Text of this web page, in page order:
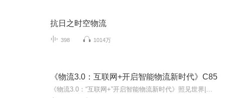
抗日之时空物流
398 1014万
《物流3.0：互联网+开启智能物流新时代》C85